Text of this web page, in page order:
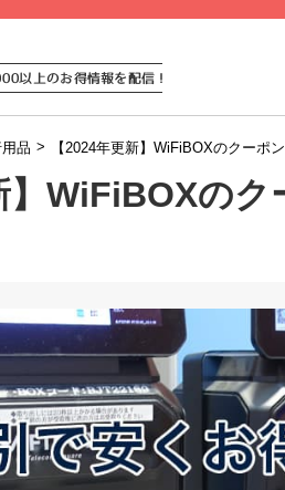
品 > 【2024年更新】WiFiBOXのクーポ
】WiFiBOXの